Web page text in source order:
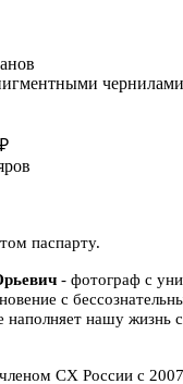
паспарту.
- фотограф с
с
наполняет нашу жизнь
СХ России с 2007